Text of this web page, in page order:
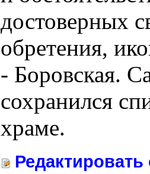
достоверных
обретения,
- Боровская.
сохранился
храме.